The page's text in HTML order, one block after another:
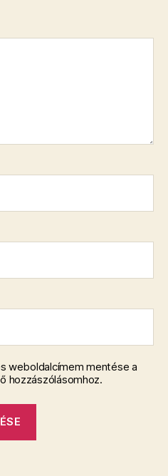
weboldalcímem mentése a
hozzászólásomhoz.